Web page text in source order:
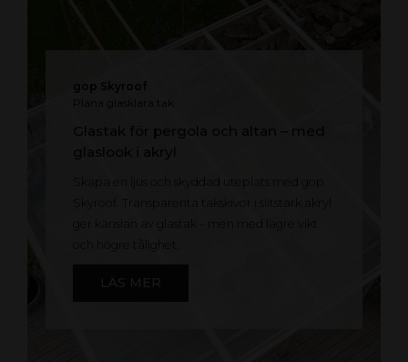
gop Skyroof
Plana glasklara tak
och högre tålighet.